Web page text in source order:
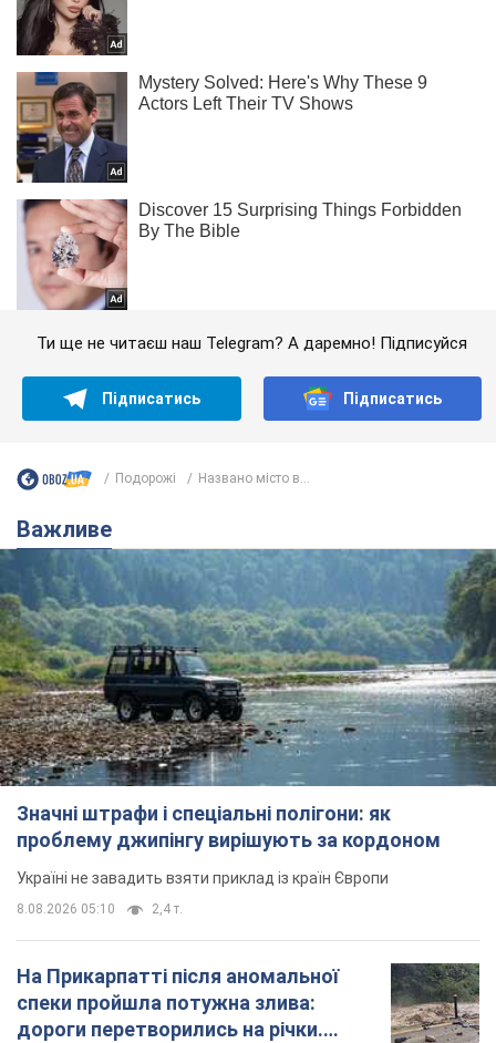
Ти ще не читаєш наш Telegram? А даремно! Підписуйся
Підписатись Підписатись
Подорожі Названо місто в...
Важливе
Значні штрафи і спеціальні полігони: як
проблему джипінгу вирішують за кордоном
Україні не завадить взяти приклад із країн Європи
8.08.2026 05:10 2,4 т.
На Прикарпатті після аномальної
спеки пройшла потужна злива:
дороги перетворились на річки.